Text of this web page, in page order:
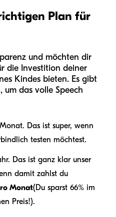
Plan für
und möchten dir
die Investition deiner
Kindes bieten. Es gibt
das volle Speech
Das ist super, wenn
testen möchtest.
Das ist ganz klar unser
damit zahlst du
Monat(Du sparst 66% im
Preis!).